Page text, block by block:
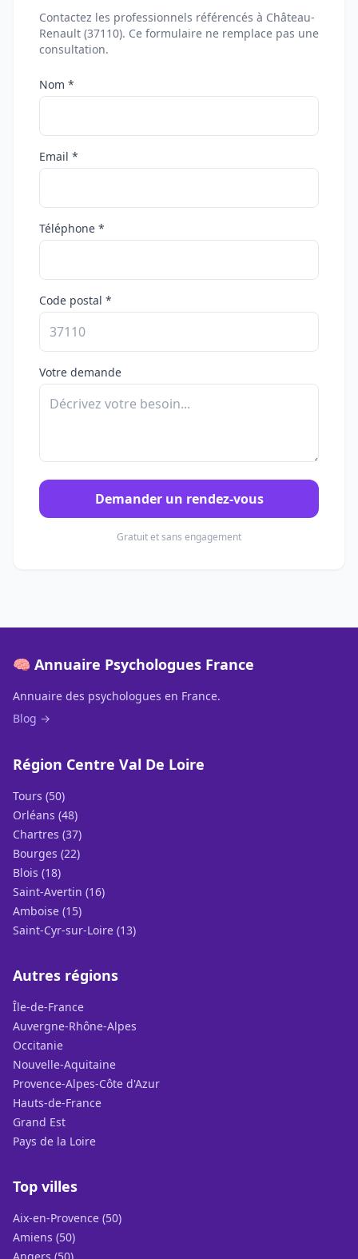
Contactez les professionnels référencés à Château-
Renault (37110). Ce formulaire ne remplace pas une
consultation.
Nom *
Email *
Téléphone *
Code postal *
Votre demande
Demander un rendez-vous
Gratuit et sans engagement
🧠 Annuaire Psychologues France
Annuaire des psychologues en France.
Blog →
Région Centre Val De Loire
Tours (50)
Orléans (48)
Chartres (37)
Bourges (22)
Blois (18)
Saint-Avertin (16)
Amboise (15)
Saint-Cyr-sur-Loire (13)
Autres régions
Île-de-France
Auvergne-Rhône-Alpes
Occitanie
Nouvelle-Aquitaine
Provence-Alpes-Côte d'Azur
Hauts-de-France
Grand Est
Pays de la Loire
Top villes
Aix-en-Provence (50)
Amiens (50)